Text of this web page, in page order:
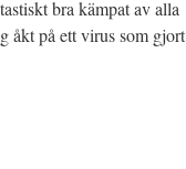
bra kämpat av alla
åkt på ett virus som gjort